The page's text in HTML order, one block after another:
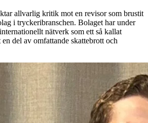
allvarlig kritik mot en revisor som brustit
i tryckeribranschen. Bolaget har under
nätverk som ett så kallat
del av omfattande skattebrott och